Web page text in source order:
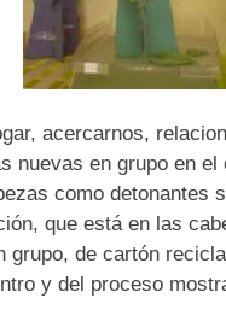
acercarnos,
nuevas en grupo en
como detonantes
que está en las
grupo, de cartón
y del proceso